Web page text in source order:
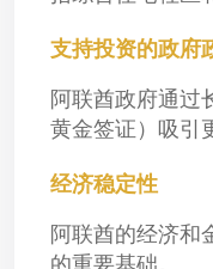
支持投资的政府
阿联酋政府通过
黄金签证）吸引
经济稳定性
阿联酋的经济和